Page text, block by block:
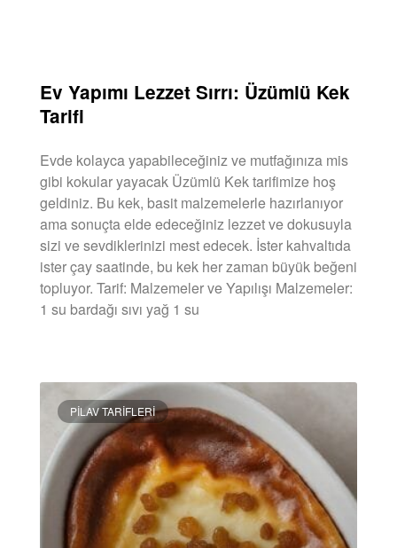
Ev Yapımı Lezzet Sırrı: Üzümlü Kek
Tarifi
Evde kolayca yapabileceğiniz ve mutfağınıza mis
gibi kokular yayacak Üzümlü Kek tarifimize hoş
geldiniz. Bu kek, basit malzemelerle hazırlanıyor
ama sonuçta elde edeceğiniz lezzet ve dokusuyla
sizi ve sevdiklerinizi mest edecek. İster kahvaltıda
ister çay saatinde, bu kek her zaman büyük beğeni
topluyor. Tarif: Malzemeler ve Yapılışı Malzemeler:
1 su bardağı sıvı yağ 1 su
PILAV TARIFLERI